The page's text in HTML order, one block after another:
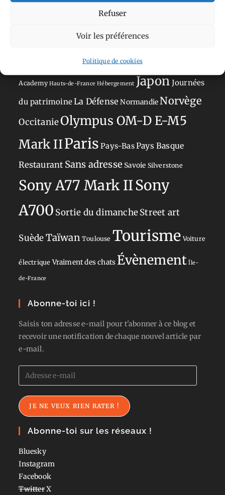
Refuser
Voir les préférences
Politique de cookies
Tags
DanemarkEspagne
Academy Hauts-de-France Hébergement Japon Journées
du patrimoineLa Défense NormandieNorvège
OccitanieOlympus OM-D E-M5
Mark IIParis Pays-BasPays Basque
Restaurant Sans adresse Savoie Silverstone
Sony A77 Mark IISony
A700 Sortie du dimancheStreet art
SuèdeTaïwan Toulouse Tourisme Voiture
électrique Vraiment des chats Évènement Île-
de-France
Abonne-toi ici !
Saisis ton adresse e-mail pour t'abonner à ce blog et
recevoir une notification de chaque nouvel article par
e-mail.
Adresse
e-
mail
JE NE VEUX RIEN RATER !
Abonne-toi sur les réseaux !
Bluesky
Instagram
Facebook
TwitterX